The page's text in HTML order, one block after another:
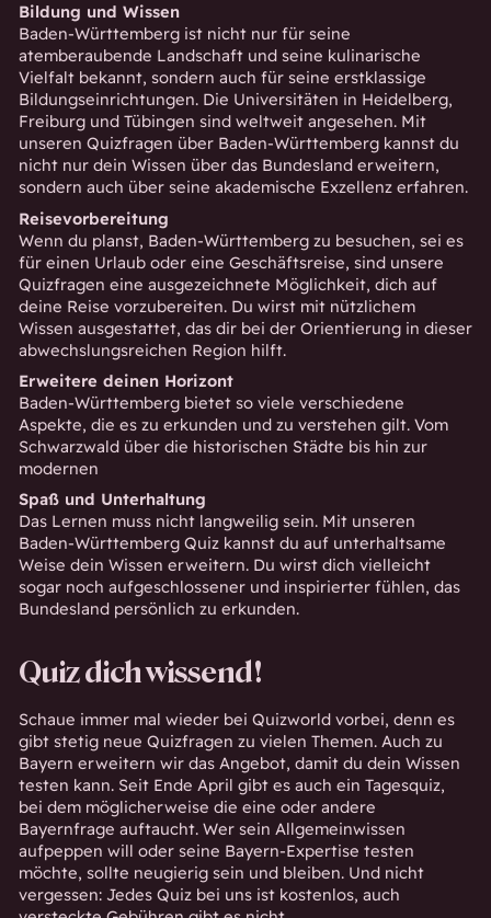
Bildung und Wissen
Baden-Württemberg ist nicht nur für seine
atemberaubende Landschaft und seine kulinarische
Vielfalt bekannt, sondern auch für seine erstklassige
Bildungseinrichtungen. Die Universitäten in Heidelberg,
Freiburg und Tübingen sind weltweit angesehen. Mit
unseren Quizfragen über Baden-Württemberg kannst du
nicht nur dein Wissen über das Bundesland erweitern,
sondern auch über seine akademische Exzellenz erfahren.
Reisevorbereitung
Wenn du planst, Baden-Württemberg zu besuchen, sei es
für einen Urlaub oder eine Geschäftsreise, sind unsere
Quizfragen eine ausgezeichnete Möglichkeit, dich auf
deine Reise vorzubereiten. Du wirst mit nützlichem
Wissen ausgestattet, das dir bei der Orientierung in dieser
abwechslungsreichen Region hilft.
Erweitere deinen Horizont
Baden-Württemberg bietet so viele verschiedene
Aspekte, die es zu erkunden und zu verstehen gilt. Vom
Schwarzwald über die historischen Städte bis hin zur
modernen
Spaß und Unterhaltung
Das Lernen muss nicht langweilig sein. Mit unseren
Baden-Württemberg Quiz kannst du auf unterhaltsame
Weise dein Wissen erweitern. Du wirst dich vielleicht
sogar noch aufgeschlossener und inspirierter fühlen, das
Bundesland persönlich zu erkunden.
Quiz dich wissend!
Schaue immer mal wieder bei Quizworld vorbei, denn es
gibt stetig neue Quizfragen zu vielen Themen. Auch zu
Bayern erweitern wir das Angebot, damit du dein Wissen
testen kann. Seit Ende April gibt es auch ein Tagesquiz,
bei dem möglicherweise die eine oder andere
Bayernfrage auftaucht. Wer sein Allgemeinwissen
aufpeppen will oder seine Bayern-Expertise testen
möchte, sollte neugierig sein und bleiben. Und nicht
vergessen: Jedes Quiz bei uns ist kostenlos, auch